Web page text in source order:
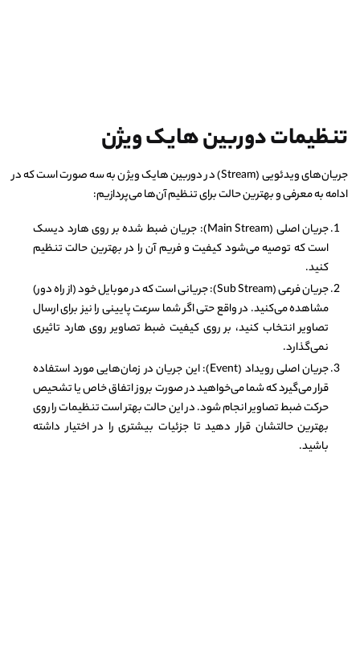
تنظیمات دوربین هایک ویژن
جریان‌های ویدئویی (Stream) در دوربین هایک ویژن به سه صورت است که در
ادامه به معرفی و بهترین حالت برای تنظیم آن‌ها می‌پردازیم:
جریان اصلی (Main Stream): جریان ضبط شده بر روی هارد دیسک
است که توصیه می‌شود کیفیت و فریم آن را در بهترین حالت تنظیم
کنید.
جریان فرعی (Sub Stream): جریانی است که در موبایل خود (از راه دور)
مشاهده می‌کنید. در واقع حتی اگر شما سرعت پایینی را نیز برای ارسال
تصاویر انتخاب کنید، بر روی کیفیت ضبط تصاویر روی هارد تاثیری
نمی‌گذارد.
جریان اصلی رویداد (Event): این جریان در زمان‌هایی مورد استفاده
قرار می‌گیرد که شما می‌خواهید در صورت بروز اتفاق خاص یا تشحیص
حرکت ضبط تصاویر انجام شود. در این حالت بهتر است تنظیمات را روی
بهترین حالتشان قرار دهید تا جزئیات بیشتری را در اختیار داشته
باشید.